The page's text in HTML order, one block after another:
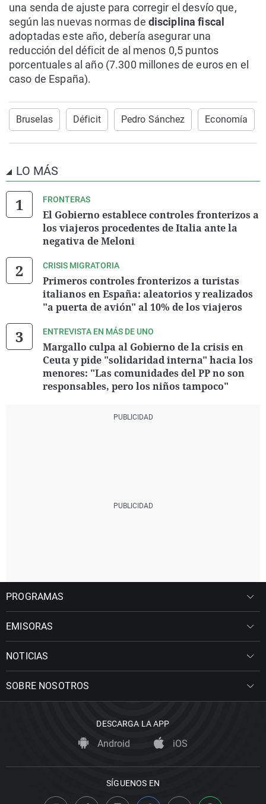
una senda de ajuste para corregir el desvío que,
según las nuevas normas de disciplina fiscal
adoptadas este año, debería asegurar una
reducción del déficit de al menos 0,5 puntos
porcentuales al año (7.300 millones de euros en el
caso de España).
Bruselas Déficit Pedro Sánchez Economía
LO MÁS
FRONTERAS
El Gobierno establece controles fronterizos a
los viajeros procedentes de Italia ante la
negativa de Meloni
CRISIS MIGRATORIA
Primeros controles fronterizos a turistas
italianos en España: aleatorios y realizados
"a puerta de avión" al 10% de los viajeros
ENTREVISTA EN MÁS DE UNO
Margallo culpa al Gobierno de la crisis en
Ceuta y pide "solidaridad interna" hacia los
menores: "Las comunidades del PP no son
responsables, pero los niños tampoco"
PROGRAMAS
EMISORAS
NOTICIAS
SOBRE NOSOTROS
DESCARGA LA APP
Android iOS
SÍGUENOS EN